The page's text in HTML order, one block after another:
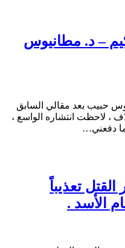
– د. مطانيوس
حبيب بعد مقالي السابق
، لاحظت انتشاره الواسع ،
دفعني…
تعذيباً
الأسد .